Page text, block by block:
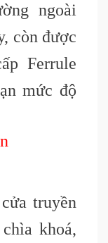
ngoài
còn được
ấp Ferrule
mức độ
truyền
khoá,